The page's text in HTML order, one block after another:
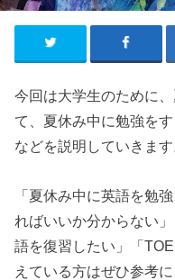
今回は大学生のために
て、夏休み中に勉強を
などを説明していきます
「夏休み中に英語を勉
ればいいか分からない
語を復習したい」「
えている方はぜひ参考